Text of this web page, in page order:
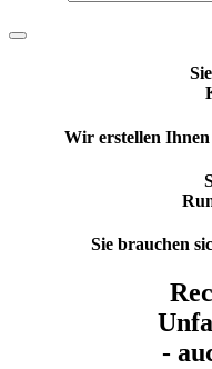
Wir erstellen
Sie brauchen
-